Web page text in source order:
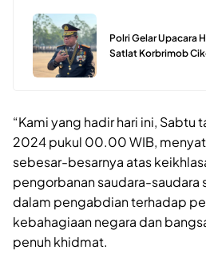
Polri Gelar Upacara
Satlat Korbrimob
“Kami yang hadir hari ini, Sabtu
2024 pukul 00.00 WIB,
sebesar-besarnya atas
pengorbanan saudara-saudara
dalam pengabdian terhadap
kebahagiaan negara dan
penuh khidmat.